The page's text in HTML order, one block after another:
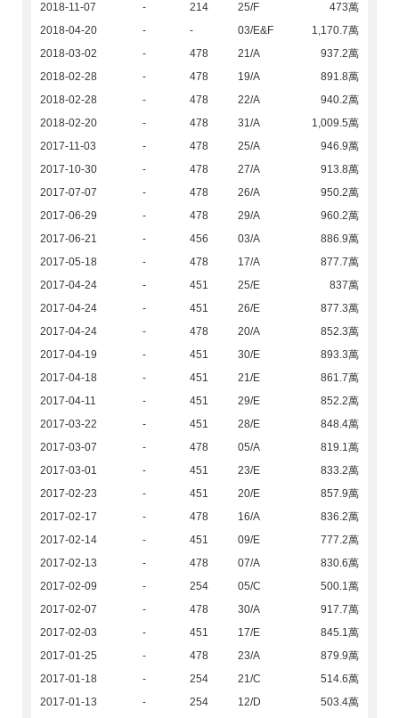
2018-11-07
- 214 25/F
473萬
2018-04-20
- - 03/E&F
1,170.7萬
2018-03-02
- 478 21/A
937.2萬
2018-02-28
- 478 19/A
891.8萬
2018-02-28
- 478 22/A
940.2萬
2018-02-20
- 478 31/A
1,009.5萬
2017-11-03
- 478 25/A
946.9萬
2017-10-30
- 478 27/A
913.8萬
2017-07-07
- 478 26/A
950.2萬
2017-06-29
- 478 29/A
960.2萬
2017-06-21
- 456 03/A
886.9萬
2017-05-18
- 478 17/A
877.7萬
2017-04-24
- 451 25/E
837萬
2017-04-24
- 451 26/E
877.3萬
2017-04-24
- 478 20/A
852.3萬
2017-04-19
- 451 30/E
893.3萬
2017-04-18
- 451 21/E
861.7萬
2017-04-11
- 451 29/E
852.2萬
2017-03-22
- 451 28/E
848.4萬
2017-03-07
- 478 05/A
819.1萬
2017-03-01
- 451 23/E
833.2萬
2017-02-23
- 451 20/E
857.9萬
2017-02-17
- 478 16/A
836.2萬
2017-02-14
- 451 09/E
777.2萬
2017-02-13
- 478 07/A
830.6萬
2017-02-09
- 254 05/C
500.1萬
2017-02-07
- 478 30/A
917.7萬
2017-02-03
- 451 17/E
845.1萬
2017-01-25
- 478 23/A
879.9萬
2017-01-18
- 254 21/C
514.6萬
2017-01-13
- 254 12/D
503.4萬